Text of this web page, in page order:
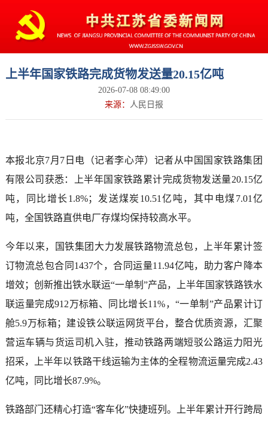
上半年国家铁路完成货物发送量20.15亿吨
2026-07-08 08:49:00
来源：
人民日报
本报北京7月7日电（记者李心萍）记者从中国国家铁路集团
有限公司获悉：上半年国家铁路累计完成货物发送量20.15亿
吨，同比增长1.8%；发送煤炭10.51亿吨，其中电煤7.01亿
吨，全国铁路直供电厂存煤均保持较高水平。
今年以来，国铁集团大力发展铁路物流总包，上半年累计签
订物流总包合同1437个，合同运量11.94亿吨，助力客户降本
增效；创新推出铁水联运“一单制”产品，上半年国家铁路铁水
联运量完成912万标箱、同比增长11%，“一单制”产品累计订
舱5.9万标箱；建设铁公联运网货平台，整合优质资源，汇聚
营运车辆与货运司机入驻，推动铁路两端短驳公路运力阳光
招采，上半年以铁路干线运输为主体的全程物流运量完成2.43
亿吨，同比增长87.9%。
铁路部门还精心打造“客车化”快捷班列。上半年累计开行跨局